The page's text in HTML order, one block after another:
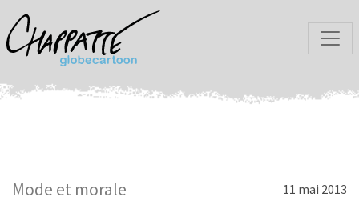
Mode et morale 11 mai 2013